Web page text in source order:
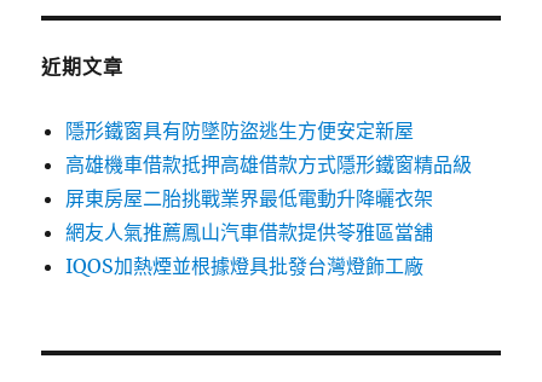
近期文章
隱形鐵窗具有防墜防盜逃生方便安定新屋
高雄機車借款抵押高雄借款方式隱形鐵窗精品級
屏東房屋二胎挑戰業界最低電動升降曬衣架
網友人氣推薦鳳山汽車借款提供苓雅區當舖
IQOS加熱煙並根據燈具批發台灣燈飾工廠